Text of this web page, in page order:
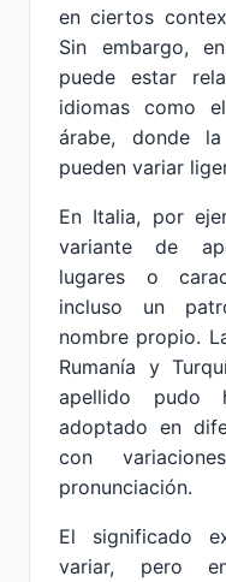
en ciertos
Sin embargo,
puede estar
idiomas como
árabe, donde
pueden variar
En Italia, por
variante de
lugares o
incluso un
nombre propio.
Rumanía y
apellido pudo
adoptado en
con
pronunciación.
El significado
variar, pero